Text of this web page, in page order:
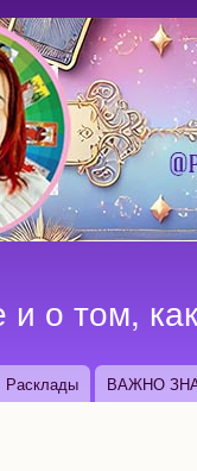
Перейти к
основному
содержанию
о том,
Расклады ВАЖНО